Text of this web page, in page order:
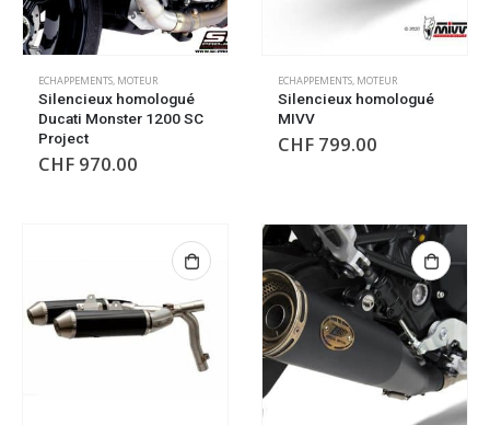
ECHAPPEMENTS, MOTEUR
Silencieux homologué
Ducati Monster 1200 SC
Project
CHF 970.00
ECHAPPEMENTS, MOTEUR
Silencieux homologué
MIVV
CHF 799.00